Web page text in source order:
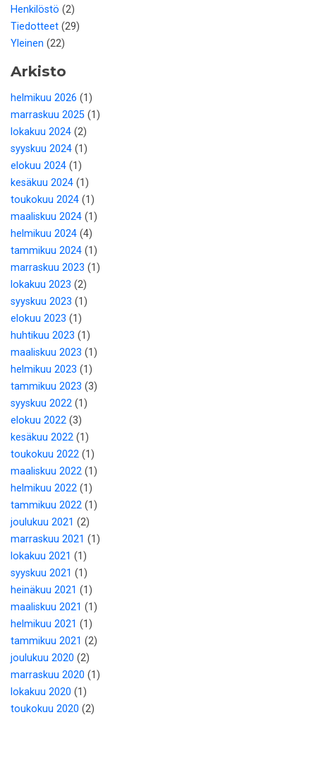
Henkilöstö (2)
Tiedotteet (29)
Yleinen (22)
Arkisto
helmikuu 2026 (1)
marraskuu 2025 (1)
lokakuu 2024 (2)
syyskuu 2024 (1)
elokuu 2024 (1)
kesäkuu 2024 (1)
toukokuu 2024 (1)
maaliskuu 2024 (1)
helmikuu 2024 (4)
tammikuu 2024 (1)
marraskuu 2023 (1)
lokakuu 2023 (2)
syyskuu 2023 (1)
elokuu 2023 (1)
huhtikuu 2023 (1)
maaliskuu 2023 (1)
helmikuu 2023 (1)
tammikuu 2023 (3)
syyskuu 2022 (1)
elokuu 2022 (3)
kesäkuu 2022 (1)
toukokuu 2022 (1)
maaliskuu 2022 (1)
helmikuu 2022 (1)
tammikuu 2022 (1)
joulukuu 2021 (2)
marraskuu 2021 (1)
lokakuu 2021 (1)
syyskuu 2021 (1)
heinäkuu 2021 (1)
maaliskuu 2021 (1)
helmikuu 2021 (1)
tammikuu 2021 (2)
joulukuu 2020 (2)
marraskuu 2020 (1)
lokakuu 2020 (1)
toukokuu 2020 (2)